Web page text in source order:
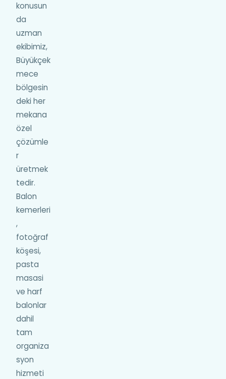
konusun
da
uzman
ekibimiz,
Büyükçek
mece
bölgesin
deki her
mekana
özel
çözümle
r
üretmek
tedir.
Balon
kemerleri
,
fotoğraf
köşesi,
pasta
masasi
ve harf
balonlar
dahil
tam
organiza
syon
hizmeti